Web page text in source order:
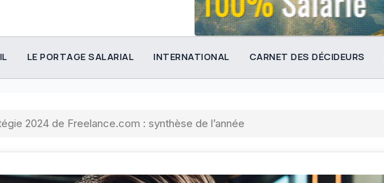
LE PORTAGE SALARIAL INTERNATIONAL CARNET DES DÉCIDEURS
2024 de Freelance.com : synthèse de l’année